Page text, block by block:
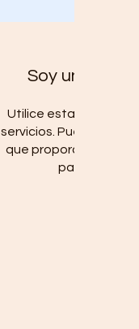
Soy un
Utilice esta área para
servicios. Puede
que proporciona y
para